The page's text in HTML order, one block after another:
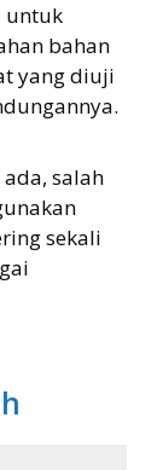
untuk
bahan
yang diuji
salah
sekali